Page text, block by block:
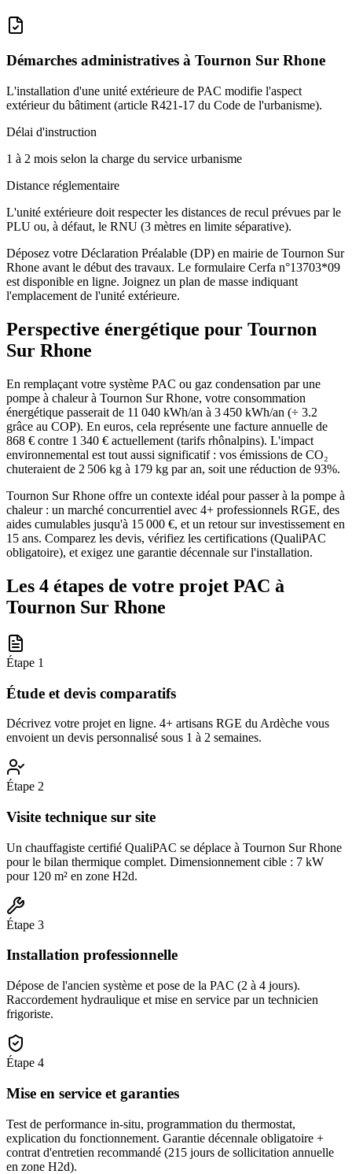
Démarches administratives à Tournon Sur Rhone
L'installation d'une unité extérieure de PAC modifie l'aspect
extérieur du bâtiment (article R421-17 du Code de l'urbanisme).
Délai d'instruction
1 à 2 mois selon la charge du service urbanisme
Distance réglementaire
L'unité extérieure doit respecter les distances de recul prévues par le
PLU ou, à défaut, le RNU (3 mètres en limite séparative).
Déposez votre Déclaration Préalable (DP) en mairie de Tournon Sur
Rhone avant le début des travaux. Le formulaire Cerfa n°13703*09
est disponible en ligne. Joignez un plan de masse indiquant
l'emplacement de l'unité extérieure.
Perspective énergétique pour Tournon
Sur Rhone
En remplaçant votre système PAC ou gaz condensation par une
pompe à chaleur à Tournon Sur Rhone, votre consommation
énergétique passerait de 11 040 kWh/an à 3 450 kWh/an (÷ 3.2
grâce au COP). En euros, cela représente une facture annuelle de
868 € contre 1 340 € actuellement (tarifs rhônalpins). L'impact
environnemental est tout aussi significatif : vos émissions de CO₂
chuteraient de 2 506 kg à 179 kg par an, soit une réduction de 93%.
Tournon Sur Rhone offre un contexte idéal pour passer à la pompe à
chaleur : un marché concurrentiel avec 4+ professionnels RGE, des
aides cumulables jusqu'à 15 000 €, et un retour sur investissement en
15 ans. Comparez les devis, vérifiez les certifications (QualiPAC
obligatoire), et exigez une garantie décennale sur l'installation.
Les 4 étapes de votre projet PAC à
Tournon Sur Rhone
Étape 1
Étude et devis comparatifs
Décrivez votre projet en ligne. 4+ artisans RGE du Ardèche vous
envoient un devis personnalisé sous 1 à 2 semaines.
Étape 2
Visite technique sur site
Un chauffagiste certifié QualiPAC se déplace à Tournon Sur Rhone
pour le bilan thermique complet. Dimensionnement cible : 7 kW
pour 120 m² en zone H2d.
Étape 3
Installation professionnelle
Dépose de l'ancien système et pose de la PAC (2 à 4 jours).
Raccordement hydraulique et mise en service par un technicien
frigoriste.
Étape 4
Mise en service et garanties
Test de performance in-situ, programmation du thermostat,
explication du fonctionnement. Garantie décennale obligatoire +
contrat d'entretien recommandé (215 jours de sollicitation annuelle
en zone H2d).